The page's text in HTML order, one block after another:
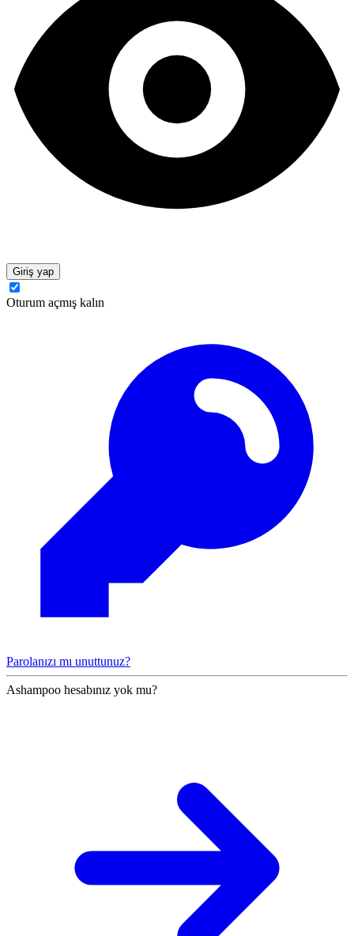
Giriş yap
Oturum açmış kalın
Parolanızı mı unuttunuz?
Ashampoo hesabınız yok mu?